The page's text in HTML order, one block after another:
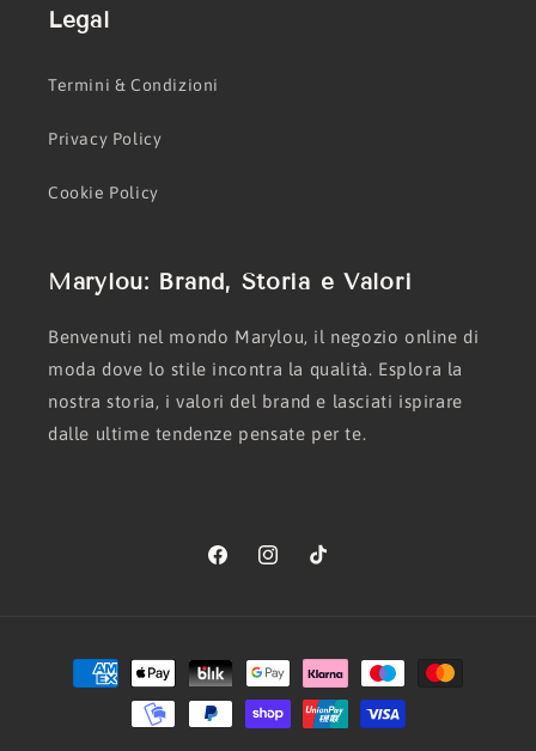
Legal
Termini & Condizioni
Privacy Policy
Cookie Policy
Marylou: Brand, Storia e Valori
Benvenuti nel mondo Marylou, il negozio online di
moda dove lo stile incontra la qualità. Esplora la
nostra storia, i valori del brand e lasciati ispirare
dalle ultime tendenze pensate per te.
FacebookInstagramTikTok
Metodi
di
pagamento